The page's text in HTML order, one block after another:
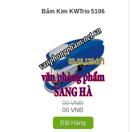
Bấm Kim KWTrio 5106
00 VNĐ
00 VNĐ
Đặt Hàng